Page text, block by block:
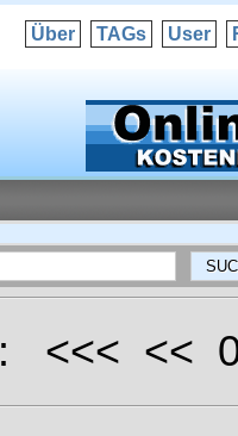
Über TAGs User
<<< <<